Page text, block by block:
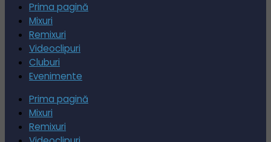
Prima pagină
Mixuri
Remixuri
Videoclipuri
Cluburi
Evenimente
Prima pagină
Mixuri
Remixuri